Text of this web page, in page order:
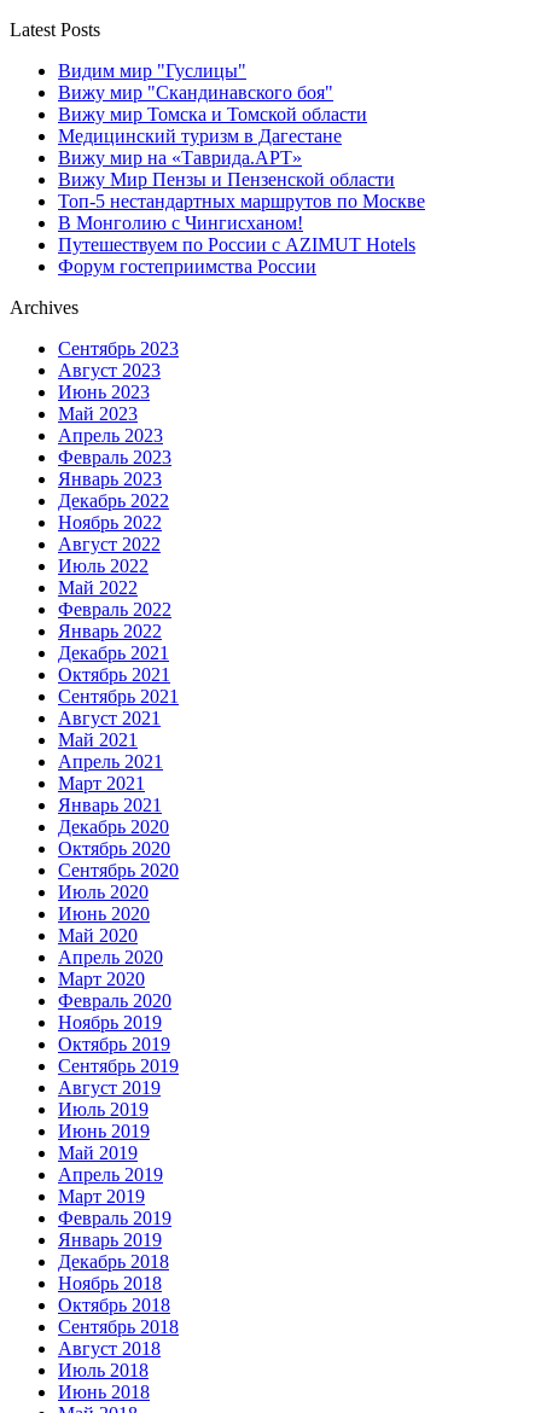
Latest Posts
Видим мир "Гуслицы"
Вижу мир "Скандинавского боя"
Вижу мир Томска и Томской области
Медицинский туризм в Дагестане
Вижу мир на «Таврида.АРТ»
Вижу Мир Пензы и Пензенской области
Топ-5 нестандартных маршрутов по Москве
В Монголию с Чингисханом!
Путешествуем по России с AZIMUT Hotels
Форум гостеприимства России
Archives
Сентябрь 2023
Август 2023
Июнь 2023
Май 2023
Апрель 2023
Февраль 2023
Январь 2023
Декабрь 2022
Ноябрь 2022
Август 2022
Июль 2022
Май 2022
Февраль 2022
Январь 2022
Декабрь 2021
Октябрь 2021
Сентябрь 2021
Август 2021
Май 2021
Апрель 2021
Март 2021
Январь 2021
Декабрь 2020
Октябрь 2020
Сентябрь 2020
Июль 2020
Июнь 2020
Май 2020
Апрель 2020
Март 2020
Февраль 2020
Ноябрь 2019
Октябрь 2019
Сентябрь 2019
Август 2019
Июль 2019
Июнь 2019
Май 2019
Апрель 2019
Март 2019
Февраль 2019
Январь 2019
Декабрь 2018
Ноябрь 2018
Октябрь 2018
Сентябрь 2018
Август 2018
Июль 2018
Июнь 2018